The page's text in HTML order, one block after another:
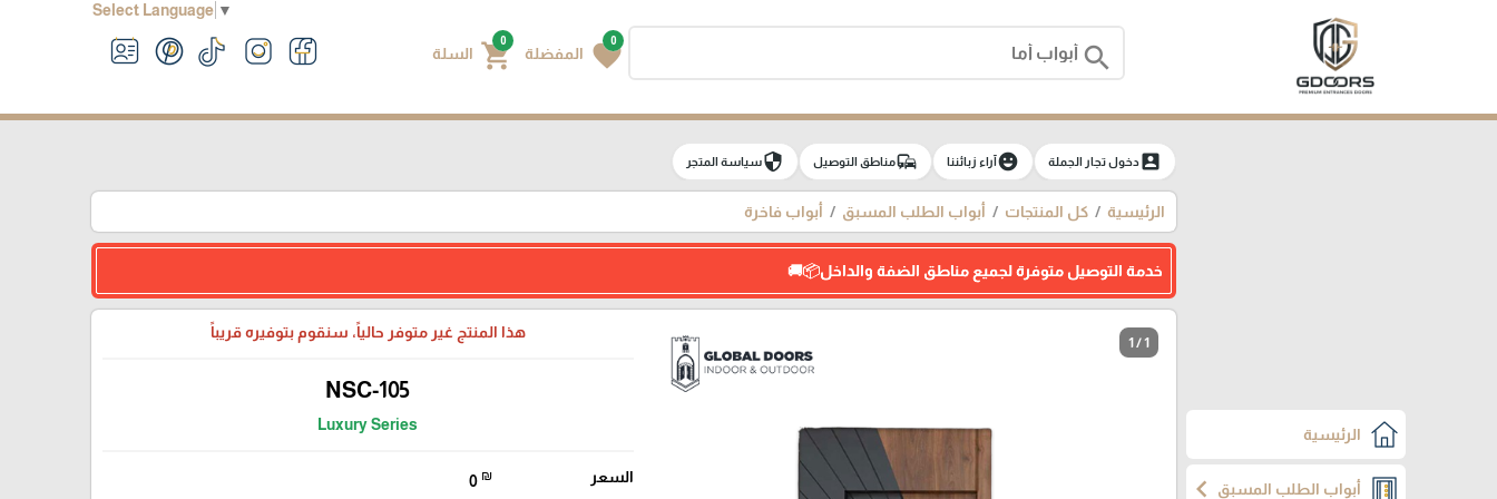
Select Language ▼
search
0
favorite المفضلة
0
shopping_cart السلة
الرئيسية
أبواب الطلب المسبقchevron_left
account_boxدخول تجار الجملة emoji_emotionsآراء زبائننا commuteمناطق التوصيل securityسياسة المتجر
الرئيسية كل المنتجات أبواب الطلب المسبق أبواب فاخرة
خدمة التوصيل متوفرة لجميع مناطق الضفة والداخل📦🚚
1 / 1
هذا المنتج غير متوفر حالياً، سنقوم بتوفيره قريباً
NSC-105
Luxury Series
السعر 0 ₪